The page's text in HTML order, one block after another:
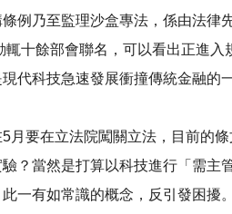
例乃至監理沙盒專法，係由法律
輒十餘部會聯名，可以看出正進
代科技急速發展衝撞傳統金融的
月要在立法院闖關立法，目前的
？當然是打算以科技進行「需
一有如常識的概念，反引發困擾。